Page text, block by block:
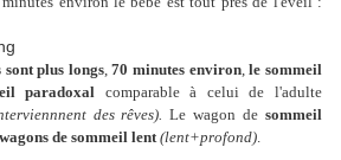
sont plus longs,70 minutes environ,le sommeil
paradoxal comparable à celui de l'adulte
des rêves). Le wagon desommeil
de sommeil lent (lent+profond).